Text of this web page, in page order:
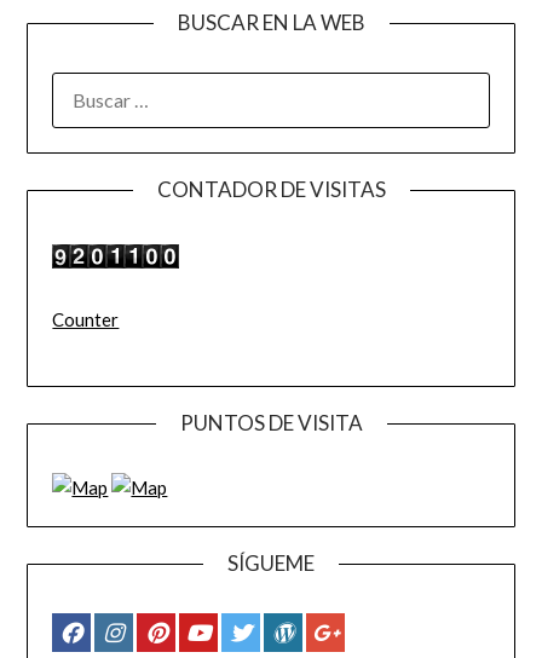
BUSCAR EN LA WEB
CONTADOR DE VISITAS
Counter
PUNTOS DE VISITA
SÍGUEME